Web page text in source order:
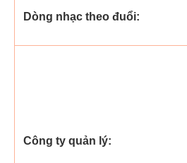
Dòng nhạc theo đuổi:
Công ty quản lý: